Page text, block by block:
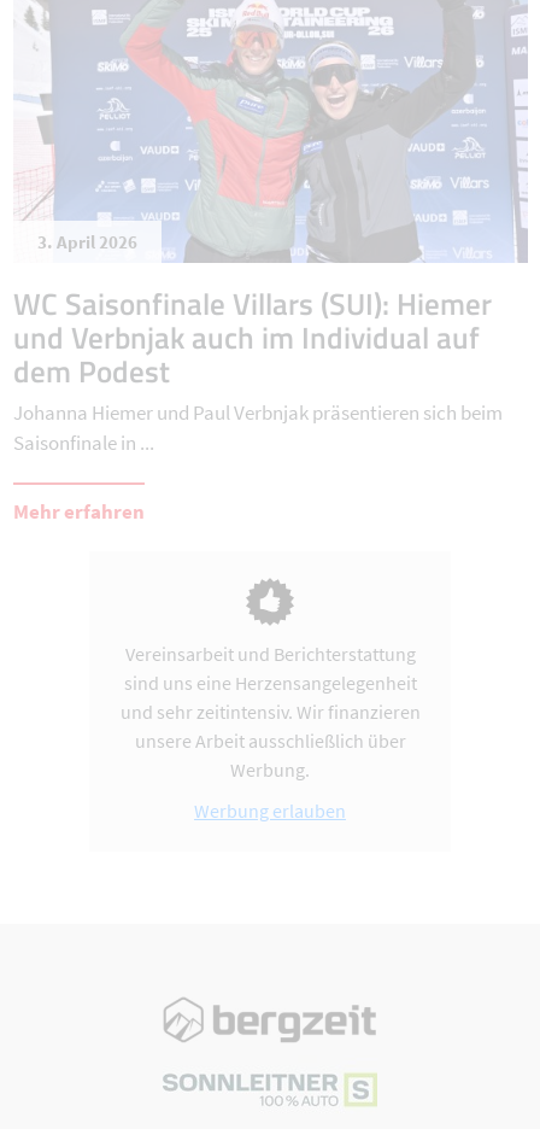
3. April 2026
WC Saisonfinale Villars (SUI): Hiemer
und Verbnjak auch im Individual auf
dem Podest
Johanna Hiemer und Paul Verbnjak präsentieren sich beim
Saisonfinale in ...
Mehr erfahren
Vereinsarbeit und Berichterstattung
sind uns eine Herzensangelegenheit
und sehr zeitintensiv. Wir finanzieren
unsere Arbeit ausschließlich über
Werbung.
Werbung erlauben